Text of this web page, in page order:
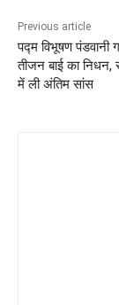
Previous article
पद्म विभूषण पंडवानी
तीजन बाई का निधन,
में ली अंतिम सांस